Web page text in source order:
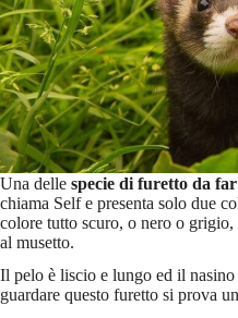
Una delle specie di furetto da
chiama Self e presenta solo due
colore tutto scuro, o nero o
al musetto.
Il pelo è liscio e lungo ed il
guardare questo furetto si prova